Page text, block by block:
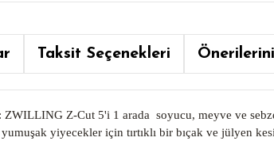
Taksit Seçenekleri
ZWILLING Z-Cut 5'i 1 arada soyucu, meyve ve
yiyecekler için tırtıklı bir bıçak ve jülyen